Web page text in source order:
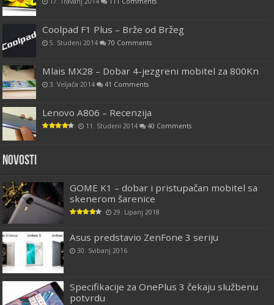
Coolpad F1 Plus – Brže od Bržeg
5. Studeni 2014 70 Comments
Mlais MX28 – Dobar 4-jezgreni mobitel za 800Kn
3. Veljača 2014 41 Comments
Lenovo A806 – Recenzija
11. Studeni 2014 40 Comments
Novosti
GOME K1 – dobar i pristupačan mobitel sa
skenerom šarenice
29. Lipanj 2018
Asus predstavio ZenFone 3 seriju
30. Svibanj 2016
Specifikacije za OnePlus 3 čekaju službenu
potvrdu